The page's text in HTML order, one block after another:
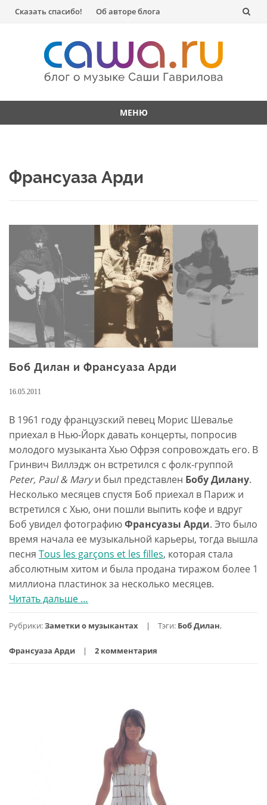
Перейти
содержанию
Сказать спасибо! Об авторе блога
МЕНЮ
Франсуаза Арди
Боб Дилан и Франсуаза Арди
16.05.2011
В 1961 году французский певец Морис Шевалье
приехал в Нью-Йорк давать концерты, попросив
молодого музыканта Хью Офрэя сопровождать его. В
Гринвич Виллэдж он встретился с фолк-группой
Peter, Paul & Maryи был представлен Бобу Дилану.
Несколько месяцев спустя Боб приехал в Париж и
встретился с Хью, они пошли выпить кофе и вдруг
Боб увидел фотографиюФрансуазы Арди. Это было
время начала ее музыкальной карьеры, тогда вышла
песня Tous les garçons et les filles, которая стала
абсолютным хитом и была продана тиражом более 1
миллиона пластинок за несколько месяцев.
Читать дальше проБоб
и
Арди
…
Рубрики:Заметки о музыкантах Тэги: Боб Дилан,
Франсуаза Арди 2 комментария